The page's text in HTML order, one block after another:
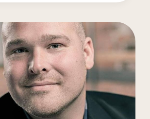
du
THAS
permet
d’amasser
près
de
24000$
pour